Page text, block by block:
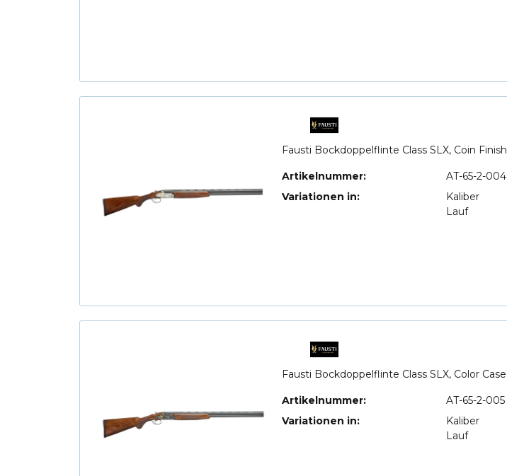
Fausti Bockdoppelflinte Class SLX, Coin Finish
Artikelnummer:
AT-65-2-004
Variationen in:
Kaliber
Lauf
Fausti Bockdoppelflinte Class SLX, Color Case
Artikelnummer:
AT-65-2-005
Variationen in:
Kaliber
Lauf